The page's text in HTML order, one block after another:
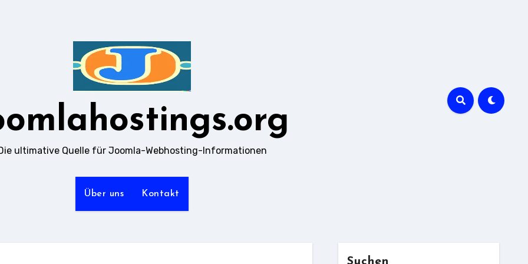
ultimative Quelle für Joomla-Webhosting-Informationen
Über uns Kontakt
Suchen